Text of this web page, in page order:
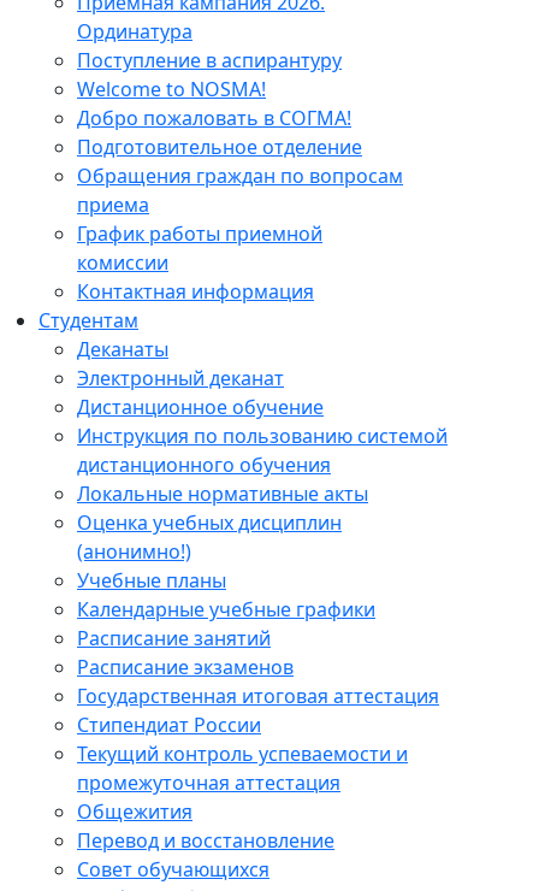
Ординатура
Поступление в аспирантуру
Welcome to NOSMA!
Добро пожаловать в СОГМА!
Подготовительное отделение
Обращения граждан по вопросам
приема
График работы приемной
комиссии
Контактная информация
Студентам
Деканаты
Электронный деканат
Дистанционное обучение
Инструкция по пользованию системой
дистанционного обучения
Локальные нормативные акты
Оценка учебных дисциплин
(анонимно!)
Учебные планы
Календарные учебные графики
Расписание занятий
Расписание экзаменов
Государственная итоговая аттестация
Стипендиат России
Текущий контроль успеваемости и
промежуточная аттестация
Общежития
Перевод и восстановление
Совет обучающихся